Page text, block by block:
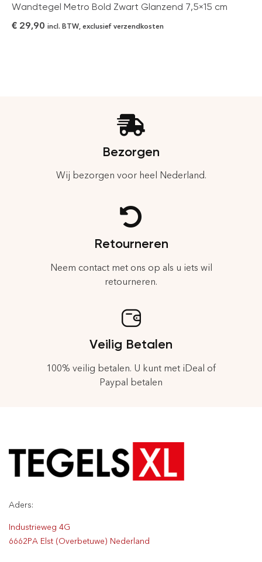
Wandtegel Metro Bold Zwart Glanzend 7,5×15 cm
€ 29,90 incl. BTW, exclusief verzendkosten
Bezorgen
Wij bezorgen voor heel Nederland.
Retourneren
Neem contact met ons op als u iets wil
retourneren.
Veilig Betalen
100% veilig betalen. U kunt met iDeal of
Paypal betalen
Aders:
Industrieweg 4G
6662PA Elst (Overbetuwe) Nederland